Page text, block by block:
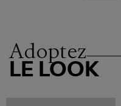
Adoptez
LE LOOK